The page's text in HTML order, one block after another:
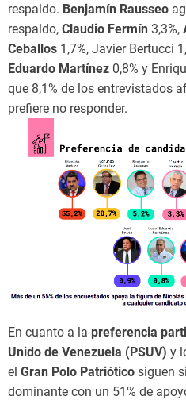
respaldo. Benjamín Rausseo
respaldo, Claudio Fermín 3,3%,
Ceballos 1,7%, Javier Bertucci
Eduardo Martínez 0,8% y
que 8,1% de los entrevistados
prefiere no responder.
En cuanto a la preferencia
Unido de Venezuela (PSUV) y
el Gran Polo Patriótico siguen
dominante con un 51% de